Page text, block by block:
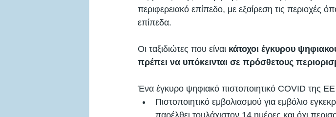
περιφερειακό επίπεδο, με εξαίρεση τις περιοχές
επίπεδα.
Οι ταξιδιώτες που είναι κάτοχοι έγκυρου
πρέπει να υπόκεινται σε πρόσθετους
Ένα έγκυρο ψηφιακό πιστοποιητικό COVID της ΕΕ
Πιστοποιητικό εμβολιασμού για εμβόλιο
παρέλθει τουλάχιστον 14 ημέρες και όχι